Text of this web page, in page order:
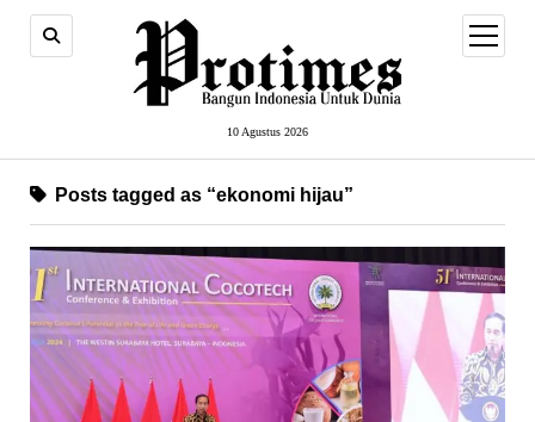
10 Agustus 2026
open
menu
Posts tagged as “ekonomi hijau”